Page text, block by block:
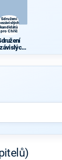
Sdružení
kandidátů
pro Chříč